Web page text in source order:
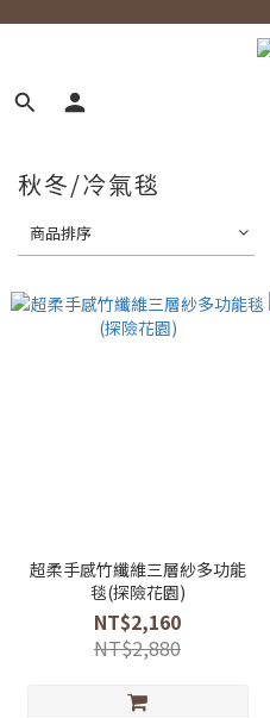
秋冬/冷氣毯
商品排序
超柔手感竹纖維三層紗多功能
毯(探險花園)
NT$2,160
NT$2,880